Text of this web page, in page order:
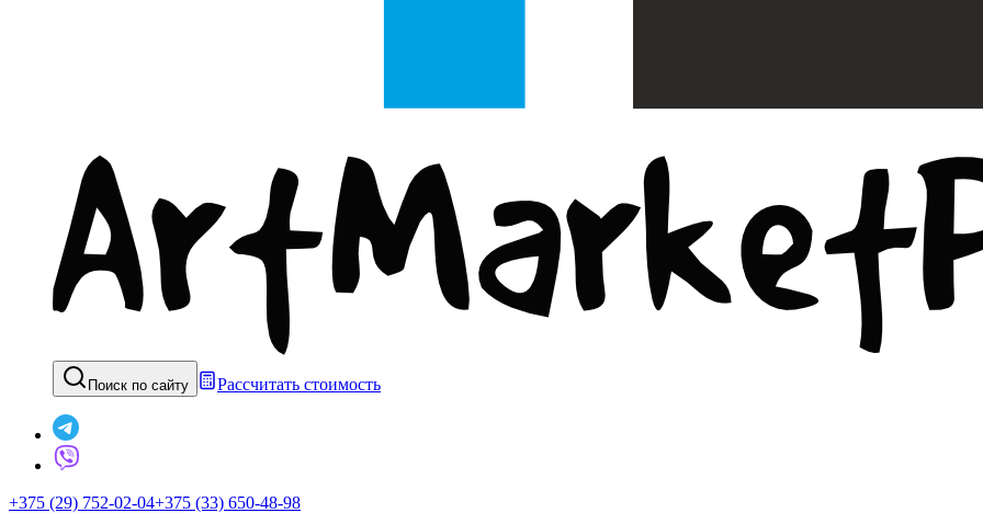
Поиск по сайту Рассчитать стоимость
+375 (29) 752-02-04+375 (33) 650-48-98